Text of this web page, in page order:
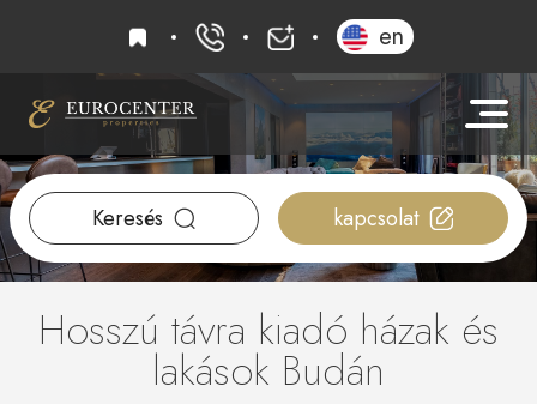
kedvencek+36 20 919 0005
en
Keresés kapcsolat
Hosszú távra kiadó házak és
lakások Budán